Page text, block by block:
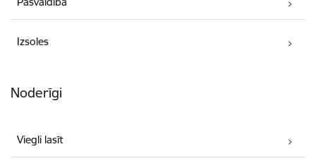
Izsoles
Noderīgi
Viegli lasīt